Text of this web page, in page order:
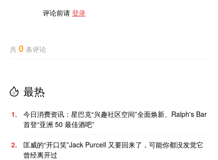
评论前请 登录
共 0 条评论
最热
1.
今日消费资讯：星巴克“兴趣社区空间”全面焕新、Ralph's Bar
首登“亚洲 50 最佳酒吧”
2.
匡威的“开口笑”Jack Purcell 又要回来了，可能你都没发觉它
曾经离开过